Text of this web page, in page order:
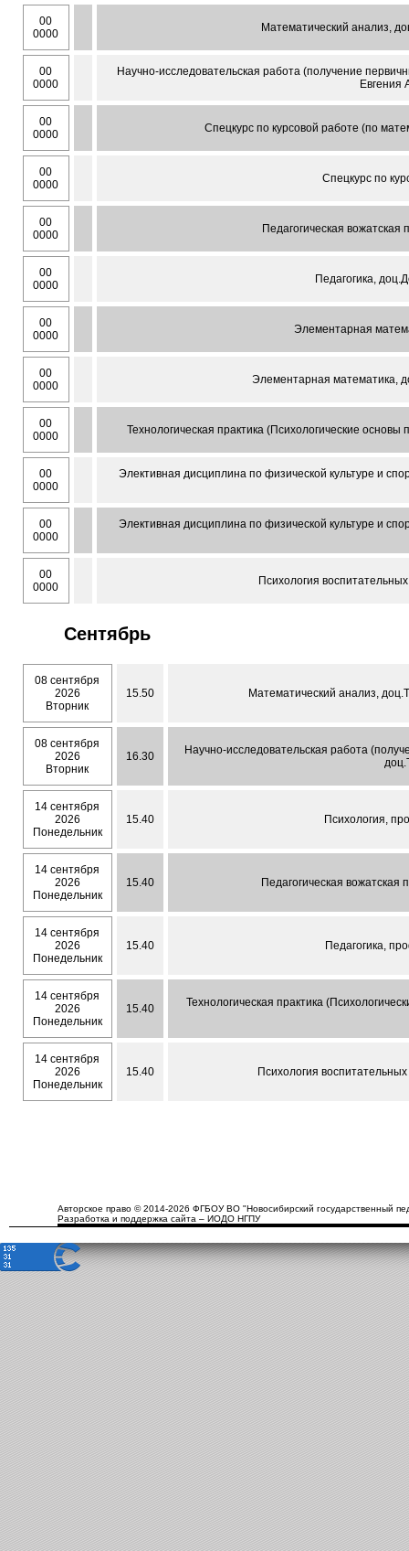
00
0000
Математический анализ,
00
0000
Научно-исследовательская работа (получение
Евгения
00
0000
Спецкурс по курсовой работе (по
00
0000
Спецкурс по
00
0000
Педагогическая вожатская
00
0000
Педагогика,
00
0000
Элементарная
00
0000
Элементарная математика,
00
0000
Технологическая практика (Психологические
00
0000
Элективная дисциплина по физической культуре и
00
0000
Элективная дисциплина по физической культуре и
00
0000
Психология
Сентябрь
08 сентября
2026
Вторник
15.50 Математический анализ,
08 сентября
2026
Вторник
16.30
Научно-исследовательская работа
14 сентября
2026
Понедельник
15.40 Психология,
14 сентября
2026
Понедельник
15.40 Педагогическая
14 сентября
2026
Понедельник
15.40 Педагогика,
14 сентября
2026
Понедельник
15.40 Технологическая практика
14 сентября
2026
Понедельник
15.40 Психология
Авторское право © 2014-2026 ФГБОУ ВО "Новосибирский государственный
Разработка и поддержка сайта – ИОДО НГПУ